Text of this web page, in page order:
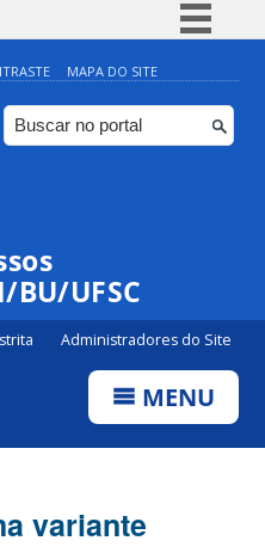
Simplifique!
Comunica BR
Participe
MAPA DO SITE
BU/UFSC
Administradores do Site
MENU
variante